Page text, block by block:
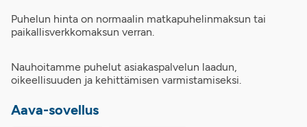
Puhelun hinta on normaalin matkapuhelinmaksun tai
paikallisverkkomaksun verran.
Nauhoitamme puhelut asiakaspalvelun laadun,
oikeellisuuden ja kehittämisen varmistamiseksi.
Aava-sovellus